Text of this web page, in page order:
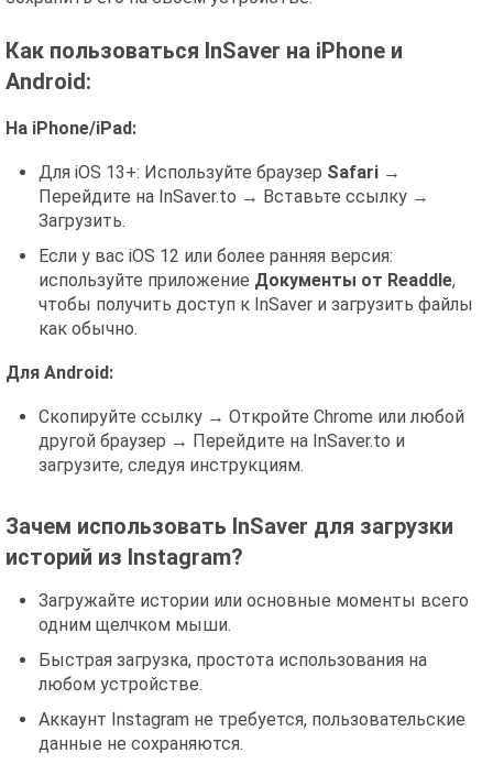
Как пользоваться InSaver на iPhone и
Android:
На iPhone/iPad:
Для iOS 13+: Используйте браузер Safari →
Перейдите на InSaver.to → Вставьте ссылку →
Загрузить.
Если у вас iOS 12 или более ранняя версия:
используйте приложение Документы от Readdle,
чтобы получить доступ к InSaver и загрузить файлы
как обычно.
Для Android:
Скопируйте ссылку → Откройте Chrome или любой
другой браузер → Перейдите на InSaver.to и
загрузите, следуя инструкциям.
Зачем использовать InSaver для загрузки
историй из Instagram?
Загружайте истории или основные моменты всего
одним щелчком мыши.
Быстрая загрузка, простота использования на
любом устройстве.
Аккаунт Instagram не требуется, пользовательские
данные не сохраняются.